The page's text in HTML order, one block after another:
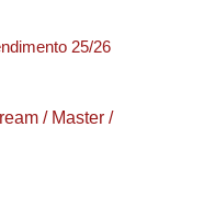
25/26
/ Master /